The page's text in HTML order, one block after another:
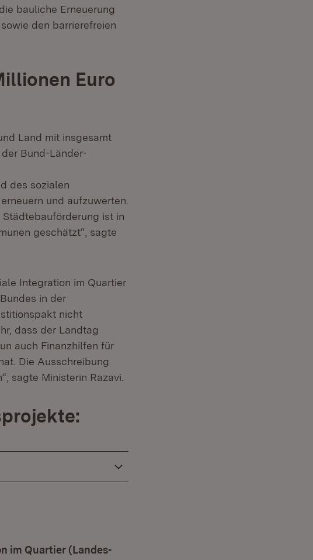
bauliche Erneuerung
den barrierefreien
Euro
Land mit insgesamt
Bund-Länder-
des sozialen
und aufzuwerten.
Städtebauförderung ist in
geschätzt“, sagte
Integration im Quartier
in der
nicht
dass der Landtag
auch Finanzhilfen für
Die Ausschreibung
sagte Ministerin Razavi.
im Quartier (Landes-